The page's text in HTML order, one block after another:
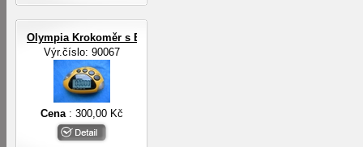
Olympia Krokoměr s EL osvětlením
Výr.číslo: 90067
Cena : 300,00 Kč